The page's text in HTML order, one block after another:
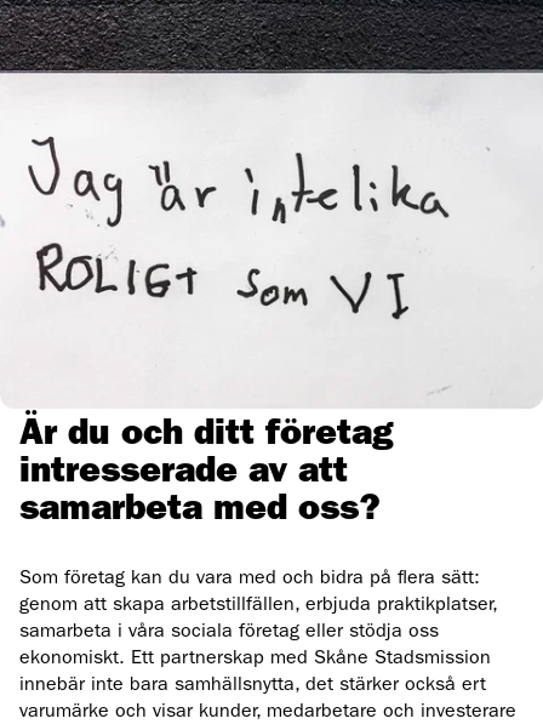
Är du och ditt företag
intresserade av att
samarbeta med oss?
Som företag kan du vara med och bidra på flera sätt:
genom att skapa arbetstillfällen, erbjuda praktikplatser,
samarbeta i våra sociala företag eller stödja oss
ekonomiskt. Ett partnerskap med Skåne Stadsmission
innebär inte bara samhällsnytta, det stärker också ert
varumärke och visar kunder, medarbetare och investerare